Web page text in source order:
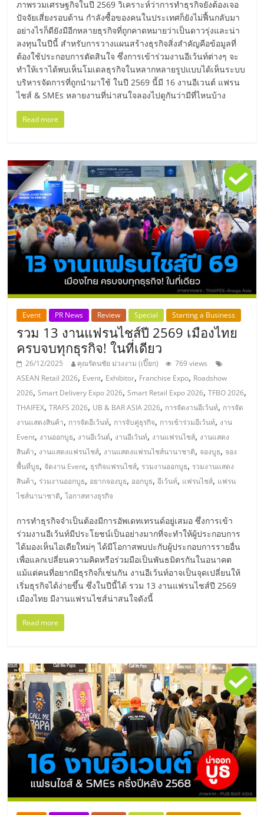
แฟ
รน
ไชส์,
ที่
ปรึกษา
แฟ
รน
ไชส์,
รวม
แฟ
รน
ไชส์
ขาย
แฟ
รน
ไชส์
แฟ
รน
ไชส์
ขาย
หน้า
บ้าน
ลงทุน
น้อย
คืน
ภาพรวมเศรษฐกิจในปี 2569 วิเคราะห์ว่าการทำธุรกิจยังต้องเจอ
ปัจจัยเสี่ยงรอบด้าน กำลังซื้อของคนในประเทศก็ยังไม่ฟื้นกลับมา
อย่างไรก็ดียังมีอีกหลายธุรกิจที่ถูกคาดหมายว่าเป็นดาวรุ่งและน่า
ลงทุนในปีนี้ สำหรับการวางแผนสร้างธุรกิจสิ่งสำคัญคือข้อมูลที่
ต้องใช้ประกอบการตัดสินใจ ซึ่งการเข้าร่วมงานอีเว้นท์ต่างๆ จะ
ทำให้เราได้พบเห็นโมเดลธุรกิจในหลากหลายรูปแบบได้เห็นระบบ
บริหารจัดการที่ถูกนำมาใช้ ในปี 2569 นี้มี 16 งานอีเวนต์ แฟรน
ไชส์ & SMEs หลายงานที่น่าสนใจลองไปดูกันว่ามีที่ไหนบ้าง
Read more
Event PR News Review Special Starting a Business
รวม 13 งานแฟรนไชส์ปี 2569 เมืองไทย
ครบจบทุกธุรกิจ! ในที่เดียว
26/12/2025 คุณรัตนชัย ม่วงงาม (เปี๊ยก)
769 views
ASEAN Retail 2026, Event, Exhibitor, Franchise Expo, Roadshow
2026,Smart Delivery Expo 2026,Smart Retail Expo 2026,TFBO 2026,
THAIFEX,TRAFS 2026, UB & BAR ASIA 2026, การจัดงานอีเว้นท์, การจัด
งานแสดงสินค้า, การจัดอีเว้นท์, การจับคู่ธุรกิจ, การเข้าร่วมอีเว้นท์, งาน
Event, งานออกบูธ, งานอีเว้นต์, งานอีเว้นท์, งานแฟรนไชส์, งานแสดง
สินค้า, งานแสดงแฟรนไชส์, งานแสดงแฟรนไชส์นานาชาติ, จองบูธ, จอง
พื้นที่บูธ, จัดงาน Event, ธุรกิจแฟรนไชส์, รวมงานออกบูธ, รวมงานแสดง
สินค้า, ร่วมงานออกบูธ, อยากจองบูธ, ออกบูธ,อีเว้นท์, แฟรนไชส์, แฟรน
ไชส์นานาชาติ,โอกาสทางธุรกิจ
การทำธุรกิจจำเป็นต้องมีการอัพเดทเทรนด์อยู่เสมอ ซึ่งการเข้า
ร่วมงานอีเว้นท์มีประโยชน์เป็นอย่างมากที่จะทำให้ผู้ประกอบการ
ได้มองเห็นไอเดียใหม่ๆ ได้มีโอกาสพบปะกับผู้ประกอบการรายอื่น
เพื่อแลกเปลี่ยนความคิดหรือร่วมมือเป็นพันธมิตรกันในอนาคต
แม้แต่คนที่อยากมีธุรกิจก็เช่นกัน งานอีเว้นท์อาจเป็นจุดเปลี่ยนให้
เริ่มธุรกิจได้ง่ายขึ้น ซึ่งในปีนี้ได้ รวม 13 งานแฟรนไชส์ปี 2569
เมืองไทย มีงานแฟรนไชส์น่าสนใจดังนี้
Read more